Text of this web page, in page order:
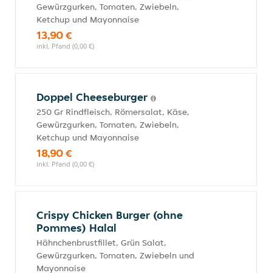
Gewürzgurken, Tomaten, Zwiebeln,
Ketchup und Mayonnaise
13,90 €
inkl. Pfand (0,00 €)
Doppel Cheeseburger
250 Gr Rindfleisch, Römersalat, Käse,
Gewürzgurken, Tomaten, Zwiebeln,
Ketchup und Mayonnaise
18,90 €
inkl. Pfand (0,00 €)
Crispy Chicken Burger (ohne
Pommes) Halal
Hähnchenbrustfillet, Grün Salat,
Gewürzgurken, Tomaten, Zwiebeln und
Mayonnaise